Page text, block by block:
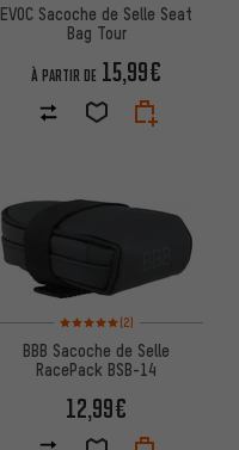
EVOC Sacoche de Selle Seat
Bag Tour
À PARTIR DE 15,99€
Note moyenne : 5 sur 5
(2)
BBB Sacoche de Selle
RacePack BSB-14
12,99€